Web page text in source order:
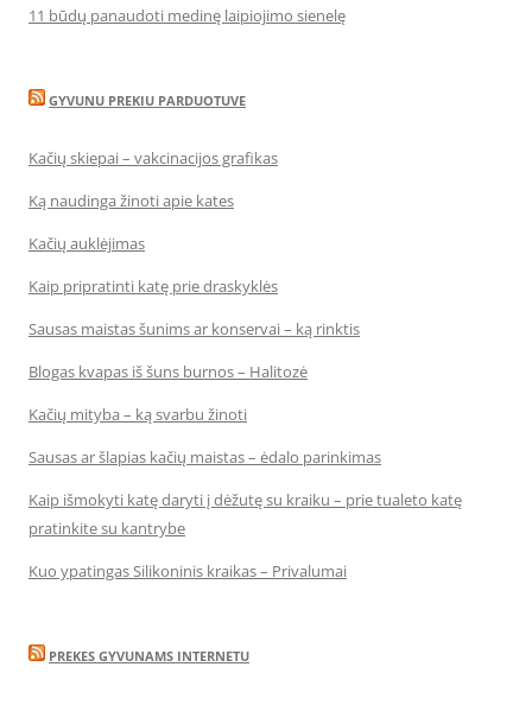
11 būdų panaudoti medinę laipiojimo sienelę
GYVUNU PREKIU PARDUOTUVE
Kačių skiepai – vakcinacijos grafikas
Ką naudinga žinoti apie kates
Kačių auklėjimas
Kaip pripratinti katę prie draskyklės
Sausas maistas šunims ar konservai – ką rinktis
Blogas kvapas iš šuns burnos – Halitozė
Kačių mityba – ką svarbu žinoti
Sausas ar šlapias kačių maistas – ėdalo parinkimas
Kaip išmokyti katę daryti į dėžutę su kraiku – prie tualeto katę
pratinkite su kantrybe
Kuo ypatingas Silikoninis kraikas – Privalumai
PREKES GYVUNAMS INTERNETU